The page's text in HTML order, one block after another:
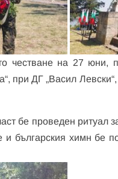
честване на 27 юни,
при ДГ „Васил
бе проведен ритуал
българския химн бе